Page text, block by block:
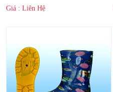
Giá : Liên Hệ